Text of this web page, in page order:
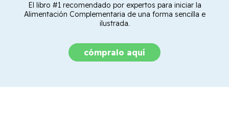
El libro #1 recomendado por expertos para iniciar la
Alimentación Complementaria de una forma sencilla e
ilustrada.
cómpralo aquí